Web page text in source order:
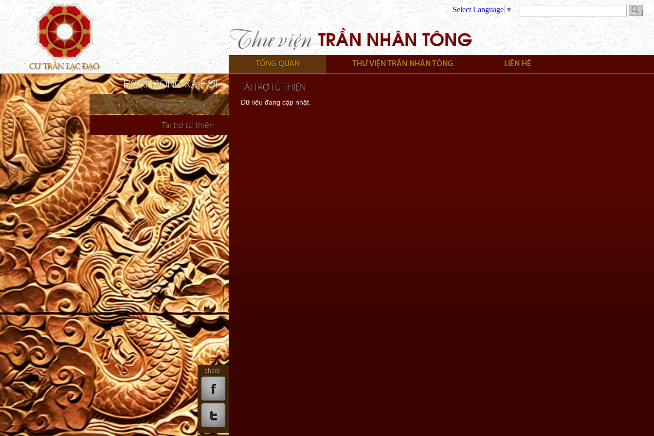
Select Language▼
TỔNG QUAN THƯ VIỆN TRẦN NHÂN TÔNG LIÊN HỆ
HOẠT ĐỘNG XÃ HỘI
In sách - Dịch thuật - Tặng sách
Tài trợ từ thiện
TÀI TRỢ TỪ THIỆN
Dữ liệu đang cập nhật.